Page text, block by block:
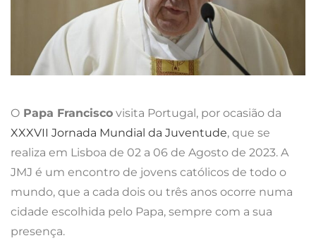
O Papa Francisco visita Portugal, por ocasião da
XXXVII Jornada Mundial da Juventude, que se
realiza em Lisboa de 02 a 06 de Agosto de 2023. A
JMJ é um encontro de jovens católicos de todo o
mundo, que a cada dois ou três anos ocorre numa
cidade escolhida pelo Papa, sempre com a sua
presença.